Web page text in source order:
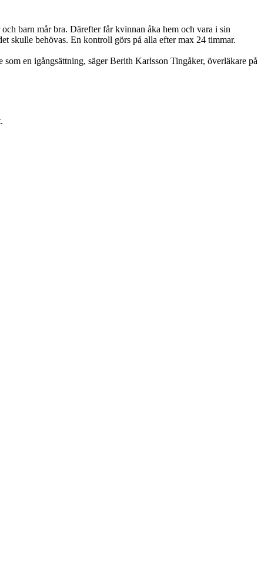
barn mår bra. Därefter får kvinnan åka hem och vara i sin
skulle behövas. En kontroll görs på alla efter max 24 timmar.
en igångsättning, säger Berith Karlsson Tingåker, överläkare på